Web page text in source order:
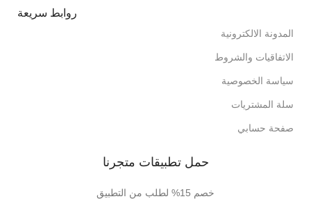
روابط سريعة
المدونة الالكترونية
الاتفاقيات والشروط
سياسة الخصوصية
سلة المشتريات
صفحة حسابي
حمل تطبيقات متجرنا
خصم 15% لطلب من التطبيق